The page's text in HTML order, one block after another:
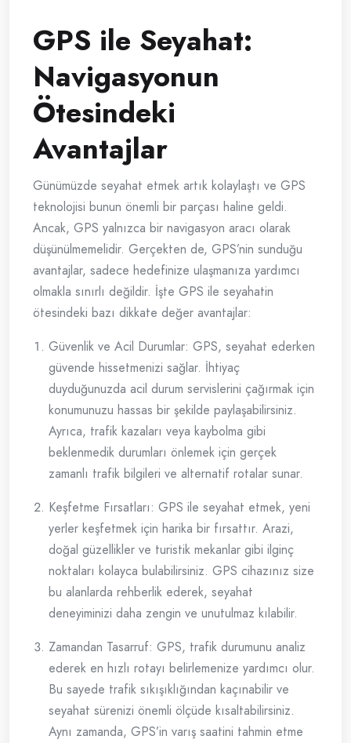
GPS ile Seyahat:
Navigasyonun
Ötesindeki
Avantajlar
Günümüzde seyahat etmek artık kolaylaştı ve GPS
teknolojisi bunun önemli bir parçası haline geldi.
Ancak, GPS yalnızca bir navigasyon aracı olarak
düşünülmemelidir. Gerçekten de, GPS’nin sunduğu
avantajlar, sadece hedefinize ulaşmanıza yardımcı
olmakla sınırlı değildir. İşte GPS ile seyahatin
ötesindeki bazı dikkate değer avantajlar:
Güvenlik ve Acil Durumlar: GPS, seyahat ederken
güvende hissetmenizi sağlar. İhtiyaç
duyduğunuzda acil durum servislerini çağırmak için
konumunuzu hassas bir şekilde paylaşabilirsiniz.
Ayrıca, trafik kazaları veya kaybolma gibi
beklenmedik durumları önlemek için gerçek
zamanlı trafik bilgileri ve alternatif rotalar sunar.
Keşfetme Fırsatları: GPS ile seyahat etmek, yeni
yerler keşfetmek için harika bir fırsattır. Arazi,
doğal güzellikler ve turistik mekanlar gibi ilginç
noktaları kolayca bulabilirsiniz. GPS cihazınız size
bu alanlarda rehberlik ederek, seyahat
deneyiminizi daha zengin ve unutulmaz kılabilir.
Zamandan Tasarruf: GPS, trafik durumunu analiz
ederek en hızlı rotayı belirlemenize yardımcı olur.
Bu sayede trafik sıkışıklığından kaçınabilir ve
seyahat sürenizi önemli ölçüde kısaltabilirsiniz.
Aynı zamanda, GPS’in varış saatini tahmin etme